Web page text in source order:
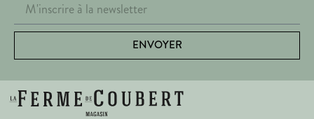
ENVOYER